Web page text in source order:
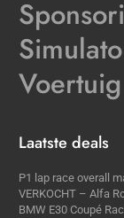
Voertuig
Laatste deals
P1 lap race overall
VERKOCHT – Alfa
BMW E30 Coupé